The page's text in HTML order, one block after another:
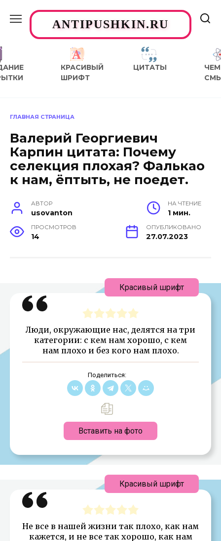
содержаниюANTIPUSHKIN.RU
КРАСИВЫЙ
ШРИФТ
ЦИТАТЫ
ЧЕМ
ГЛАВНАЯ СТРАНИЦА
Валерий Георгиевич
Карпин цитата: Почему
селекция плохая? Фалькао
к нам, ёптыть, не поедет.
АВТОР
usovanton
НА ЧТЕНИЕ
1 мин.
ПРОСМОТРОВ
14
ОПУБЛИКОВАНО
27.07.2023
Люди, окружающие нас, делятся на три
категории: с кем нам хорошо, с кем
нам плохо и без кого нам плохо.
Поделиться:
Вставить на фото
Красивый шрифт
Не все в нашей жизни так плохо, как нам
кажется, и не все так хорошо, как нам
Красивый шрифт